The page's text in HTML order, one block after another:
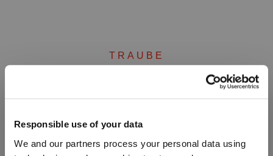
Responsible use of your data
We and our partners process your personal data using
TRAUBE
Vervollständigen Sie Ihr
Set